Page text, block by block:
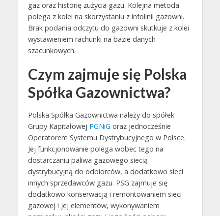
gaz oraz historię zużycia gazu. Kolejna metoda
polega z kolei na skorzystaniu z infolinii gazowni.
Brak podania odczytu do gazowni skutkuje z kolei
wystawieniem rachunki na bazie danych
szacunkowych.
Czym zajmuje się Polska
Spółka Gazownictwa?
Polska Spółka Gazownictwa należy do spółek
Grupy Kapitałowej PGNiG oraz jednocześnie
Operatorem Systemu Dystrybucyjnego w Polsce.
Jej funkcjonowanie polega wobec tego na
dostarczaniu paliwa gazowego siecią
dystrybucyjną do odbiorców, a dodatkowo sieci
innych sprzedawców gazu. PSG zajmuje się
dodatkowo konserwacją i remontowaniem sieci
gazowej i jej elementów, wykonywaniem